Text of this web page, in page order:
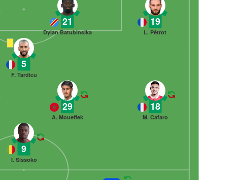
19
L. Pétrot
21
Dylan Batubinsika
5
F. Tardieu
18
M. Cafaro
29
A. Moueffek
9
I. Sissoko